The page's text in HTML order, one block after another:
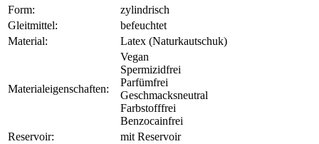
Form:
zylindrisch
Gleitmittel:
befeuchtet
Material:
Latex (Naturkautschuk)
Materialeigenschaften:
Vegan
Spermizidfrei
Parfümfrei
Geschmacksneutral
Farbstofffrei
Benzocainfrei
Reservoir:
mit Reservoir